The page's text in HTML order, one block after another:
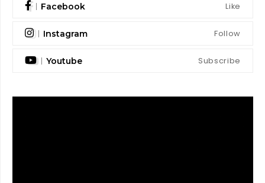
Facebook Like
Instagram Follow
Youtube Subscribe